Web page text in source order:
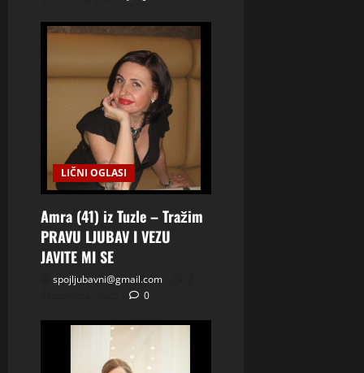
LIČNI OGLASI
Amra (41) iz Tuzle – Tražim
PRAVU LJUBAV I VEZU
JAVITE MI SE
spojljubavni@gmail.com
0